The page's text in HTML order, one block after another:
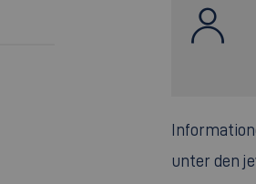
unter den